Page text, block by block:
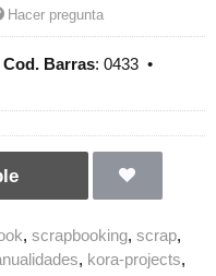
Hacer pregunta
Cod. Barras: 0433 •
scrapbooking scrap
kora-projects